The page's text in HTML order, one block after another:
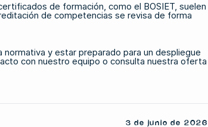
de formación, como el BOSIET, suelen
de competencias se revisa de forma
y estar preparado para un despliegue
con nuestro equipo o consulta nuestra oferta
3 de junio de 2026